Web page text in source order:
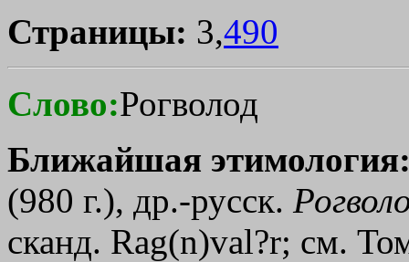
Страницы: 3,490
Слово:Рогволод
Ближайшая
(980 г.), др.-русск.
сканд. Rag(n)val?r; см.